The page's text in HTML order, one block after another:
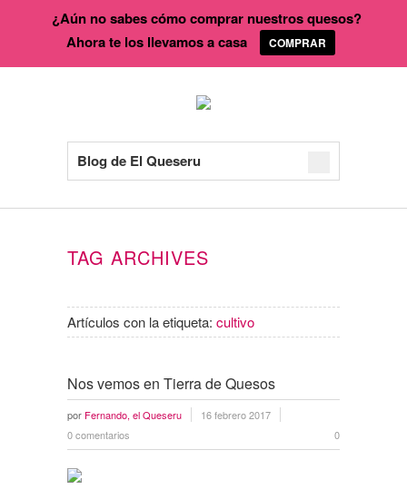
Blog de El Queseru
TAG ARCHIVES
Artículos con la etiqueta: cultivo
Nos vemos en Tierra de Quesos
por Fernando, el Queseru
16 febrero 2017
0 comentarios
0
¿Aún no sabes cómo comprar nuestros quesos?
Ahora te los llevamos a casa
COMPRAR